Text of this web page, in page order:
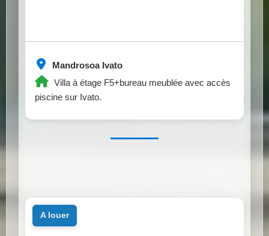
Mandrosoa Ivato
Villa à étage F5+bureau meublée avec accès
piscine sur Ivato.
a louer